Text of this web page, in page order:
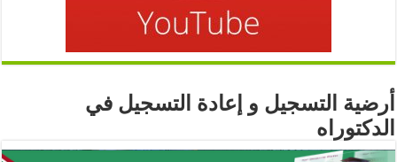
أرضية التسجيل و إعادة التسجيل في
الدكتوراه